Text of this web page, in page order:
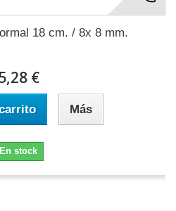
18 cm. / 8x 8 mm.
€
Más
En stock